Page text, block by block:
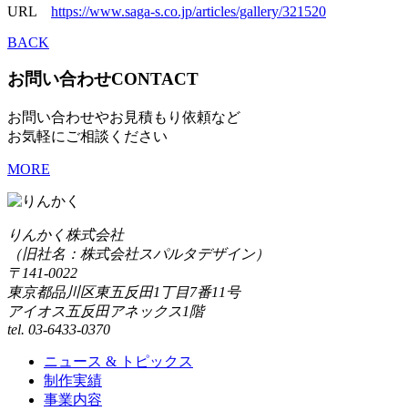
URL https://www.saga-s.co.jp/articles/gallery/321520
BACK
お問い合わせCONTACT
お問い合わせやお見積もり依頼など
お気軽にご相談ください
MORE
りんかく株式会社
（旧社名：株式会社スパルタデザイン）
〒141-0022
東京都品川区東五反田1丁目7番11号
アイオス五反田アネックス1階
tel. 03-6433-0370
ニュース & トピックス
制作実績
事業内容